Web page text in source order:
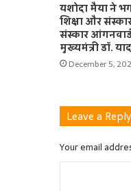
यशोदा मैया ने
शिक्षा और
संस्कार
मुख्यमंत्री डॉ.
December 5,
Leave a Reply
Your email